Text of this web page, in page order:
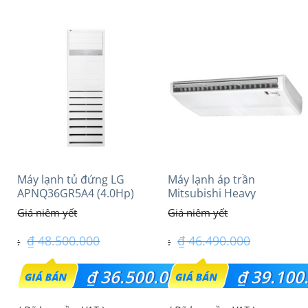
₫ 6.850.000.
Máy lạnh tủ đứng LG
APNQ36GR5A4 (4.0Hp)
inverter
₫48.500.000
Giá
₫36.500.000
Máy lạnh áp trần
Mitsubishi Heavy
FDE100VG (4.0Hp) Cao
cấp – 1 Pha
₫46.490.000
Giá
₫